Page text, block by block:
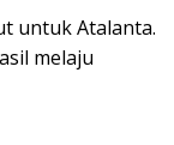
untuk Atalanta.
melaju